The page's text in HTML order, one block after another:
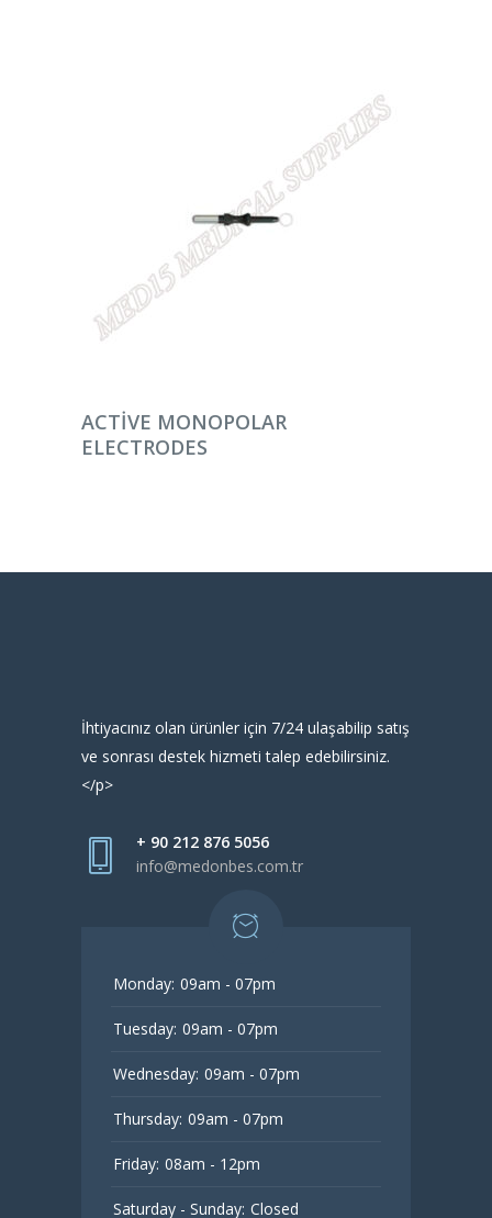
DEVAMINI OKU
ACTIVE MONOPOLAR
ELECTRODES
İhtiyacınız olan ürünler için 7/24 ulaşabilip satış
ve sonrası destek hizmeti talep edebilirsiniz.
</p>
+ 90 212 876 5056
info@medonbes.com.tr
Monday: 09am - 07pm
Tuesday: 09am - 07pm
Wednesday: 09am - 07pm
Thursday: 09am - 07pm
Friday: 08am - 12pm
Saturday - Sunday: Closed